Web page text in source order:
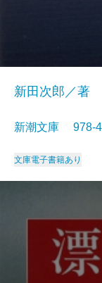
新田次郎／著
新潮文庫 978-
文庫電子書籍あり